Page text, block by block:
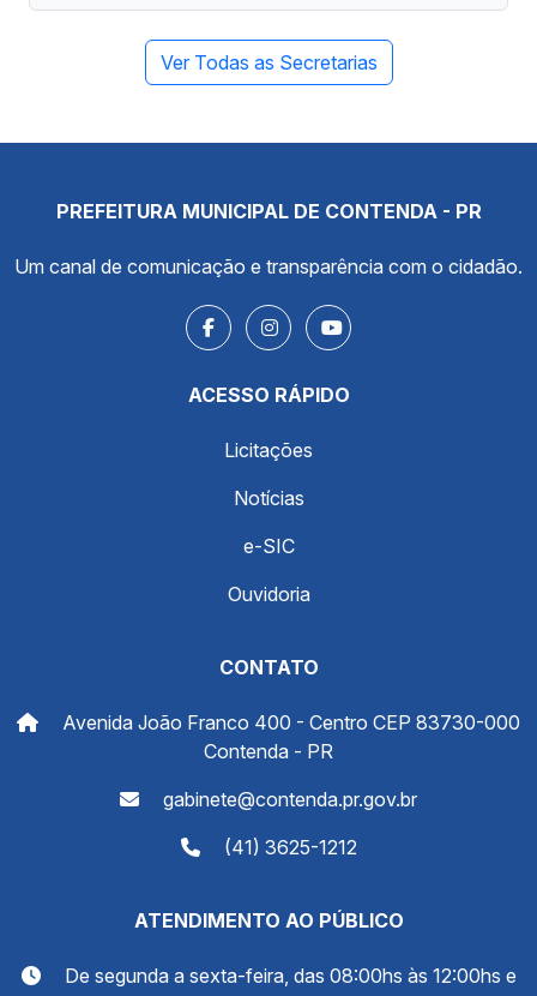
Ver Todas as Secretarias
PREFEITURA MUNICIPAL DE CONTENDA - PR
Um canal de comunicação e transparência com o cidadão.
ACESSO RÁPIDO
Licitações
Notícias
e-SIC
Ouvidoria
CONTATO
Avenida João Franco 400 - Centro CEP 83730-000
Contenda - PR
gabinete@contenda.pr.gov.br
(41) 3625-1212
ATENDIMENTO AO PÚBLICO
De segunda a sexta-feira, das 08:00hs às 12:00hs e